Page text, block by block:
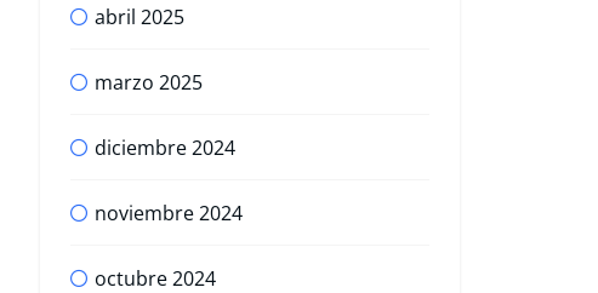
abril 2025
marzo 2025
diciembre 2024
noviembre 2024
octubre 2024